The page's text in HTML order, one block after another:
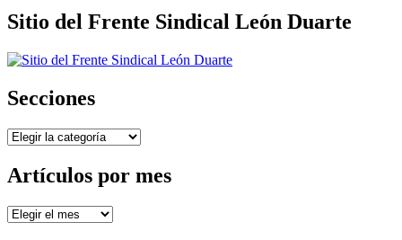
Sitio del Frente Sindical León Duarte
Secciones
Secciones
Artículos por mes
Artículos